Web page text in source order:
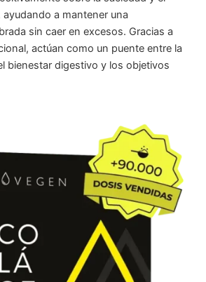
a mantener una
sin caer en excesos. Gracias a
actúan como un puente entre la
bienestar digestivo y los objetivos